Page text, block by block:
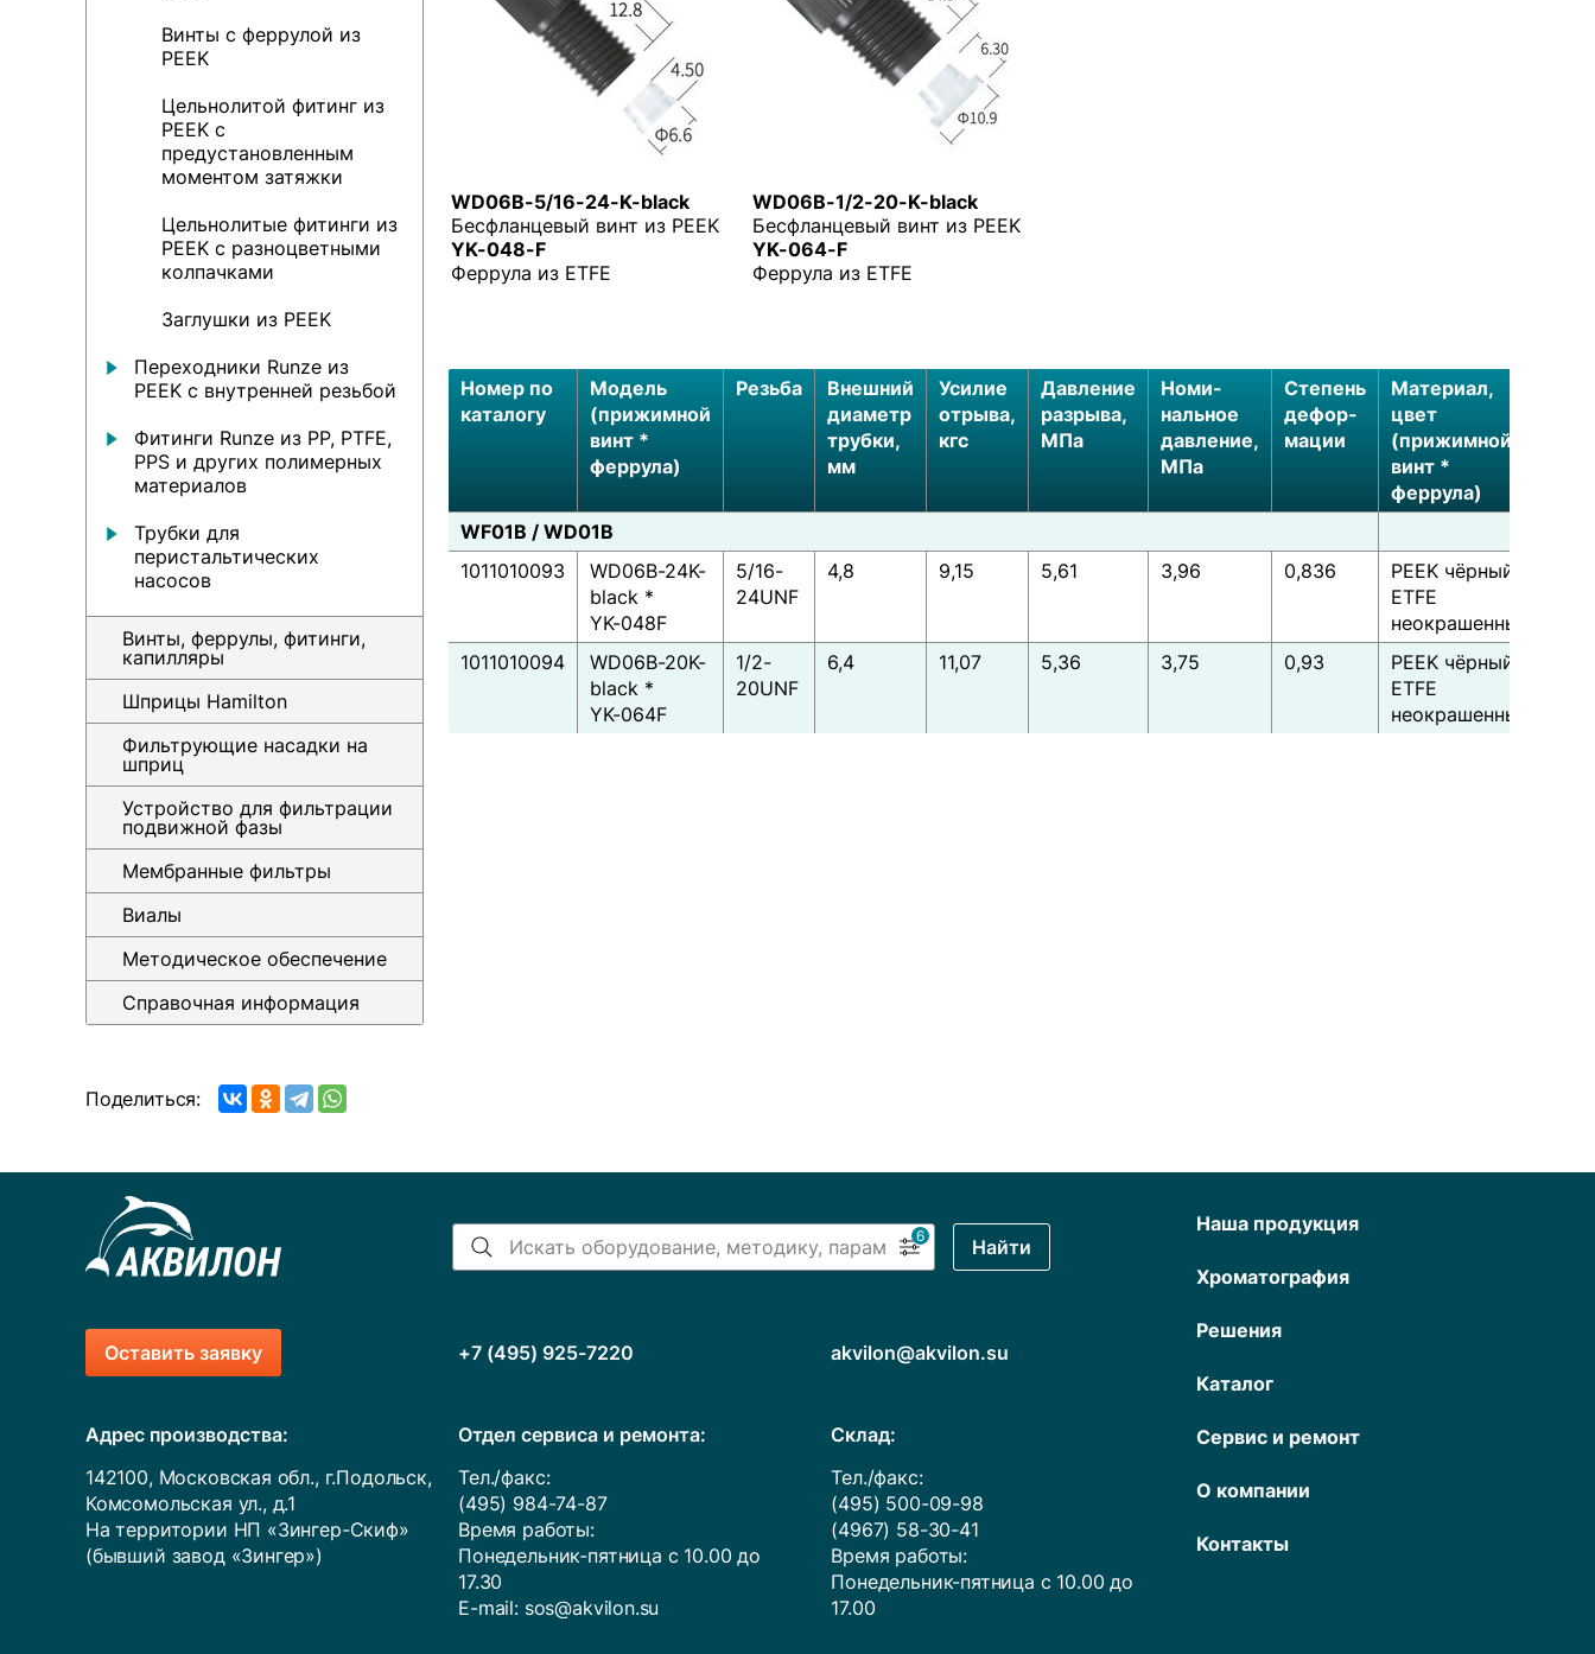
WD06B-5/16-24-K-black
Бесфланцевый винт из PEEK
YK-048-F
Феррула из ETFE
WD06B-1/2-20-K-black
Бесфланцевый винт из PEEK
YK-064-F
Феррула из ETFE
Номер по
каталогу
Модель
(прижимной
винт *
феррула)
Резьба
Внешний
диаметр
трубки,
мм
Усилие
отрыва,
кгс
Давление
разрыва,
МПа
Номи-
нальное
давление,
МПа
Степень
дефор-
мации
Материал,
цвет
(прижимной
винт *
феррула)
WF01B / WD01B
1011010093
WD06B-24K-
black *
YK-048F
5/16-
24UNF
4,8 9,15 5,61 3,96 0,836
PEEK чёрный *
ETFE
неокрашенный
1011010094
WD06B-20K-
black *
YK-064F
1/2-
20UNF
6,4 11,07 5,36 3,75 0,93
PEEK чёрный *
ETFE
неокрашенный
Винты с феррулой из
PEEK
Цельнолитой фитинг из
PEEK с
предустановленным
моментом затяжки
Цельнолитые фитинги из
PEEK с разноцветными
колпачками
Заглушки из PEEK
Переходники Runze из
PEEK с внутренней резьбой
Фитинги Runze из PP, PTFE,
PPS и других полимерных
материалов
Трубки для
перистальтических
насосов
Винты, феррулы, фитинги,
капилляры
Шприцы Hamilton
Фильтрующие насадки на
шприц
Устройство для фильтрации
подвижной фазы
Мембранные фильтры
Виалы
Методическое обеспечение
Справочная информация
Поделиться:
6 Найти
Оставить заявку +7 (495) 925-7220 akvilon@akvilon.su
Адрес производства:
142100, Московская обл., г.Подольск,
Комсомольская ул., д.1
На территории НП «Зингер-Скиф»
(бывший завод «Зингер»)
Отдел сервиса и ремонта:
Тел./факс:
(495) 984-74-87
Время работы:
Понедельник-пятница с 10.00 до
17.30
E-mail: sos@akvilon.su
Cклад:
Тел./факс:
(495) 500-09-98
(4967) 58-30-41
Время работы:
Понедельник-пятница с 10.00 до
17.00
Наша продукция
Хроматография
Решения
Каталог
Сервис и ремонт
О компании
Контакты